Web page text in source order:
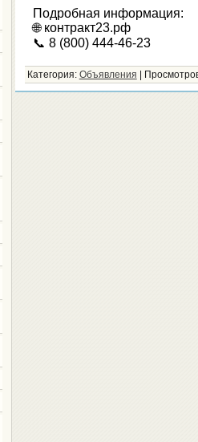
Подробная информация:
🌐 контракт23.рф
📞 8 (800) 444-46-23
Категория: Объявления